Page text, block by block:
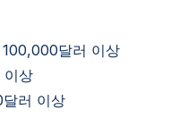
달러 이상
이상
러 이상